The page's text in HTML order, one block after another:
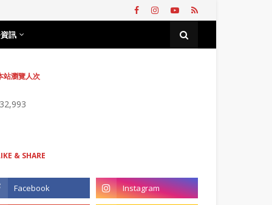
訊
站瀏覽人次
& SHARE